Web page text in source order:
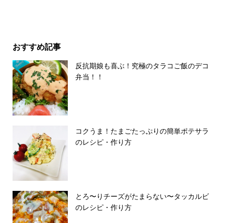
おすすめ記事
反抗期娘も喜ぶ！究極のタラコご飯のデコ
弁当！！
コクうま！たまごたっぷりの簡単ポテサラ
のレシピ・作り方
とろ〜りチーズがたまらない〜タッカルビ
のレシピ・作り方